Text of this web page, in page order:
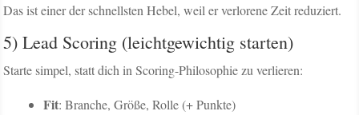
Das ist einer der schnellsten Hebel, weil er verlorene Zeit reduziert.
5) Lead Scoring (leichtgewichtig starten)
Starte simpel, statt dich in Scoring-Philosophie zu verlieren:
Fit: Branche, Größe, Rolle (+ Punkte)